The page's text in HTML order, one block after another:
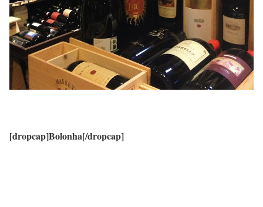
[dropcap]Bolonha[/dropcap]